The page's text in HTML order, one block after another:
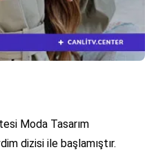
Moda Tasarım
dizisi ile başlamıştır.